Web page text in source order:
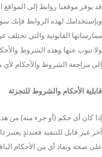
قد يوفر موقعنا روابط إلى
وبإستخدامك لهذه الروابط فإنك
ممارساتها القانونية والتي
ولا ننوب عنها وهذه الشروط
إلى مراجعة الشروط والأحكام
قابلية الأحكام والشروط للتجزئة
إذا كان أى حكم (أو جزء منه) من
آخر غير قابل للتنفيذ فعندئذٍ
على صحة ونفاذ أي من الأحكام